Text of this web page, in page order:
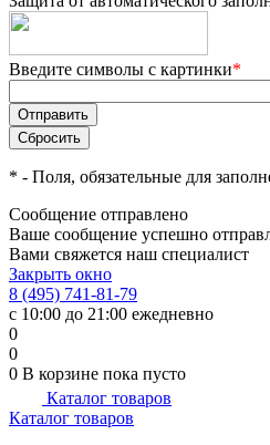
Введите символы с картинки*
* - Поля, обязательные для
Сообщение отправлено
Ваше сообщение успешно
Вами свяжется наш специалист
Закрыть окно
8 (495) 741-81-79
с 10:00 до 21:00 ежедневно
0
0
0 В корзине пока пусто
Каталог товаров
Каталог товаров